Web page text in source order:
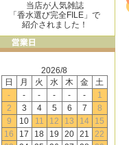
当店が人気雑誌
「香水選び完全FILE」で
紹介されました！
2026/8
日
月 火 水 木 金
土
-
- - - - -
1
2
3 4 5 6 7
8
9
10 11 12 13 14
15
16
17 18 19 20 21
22